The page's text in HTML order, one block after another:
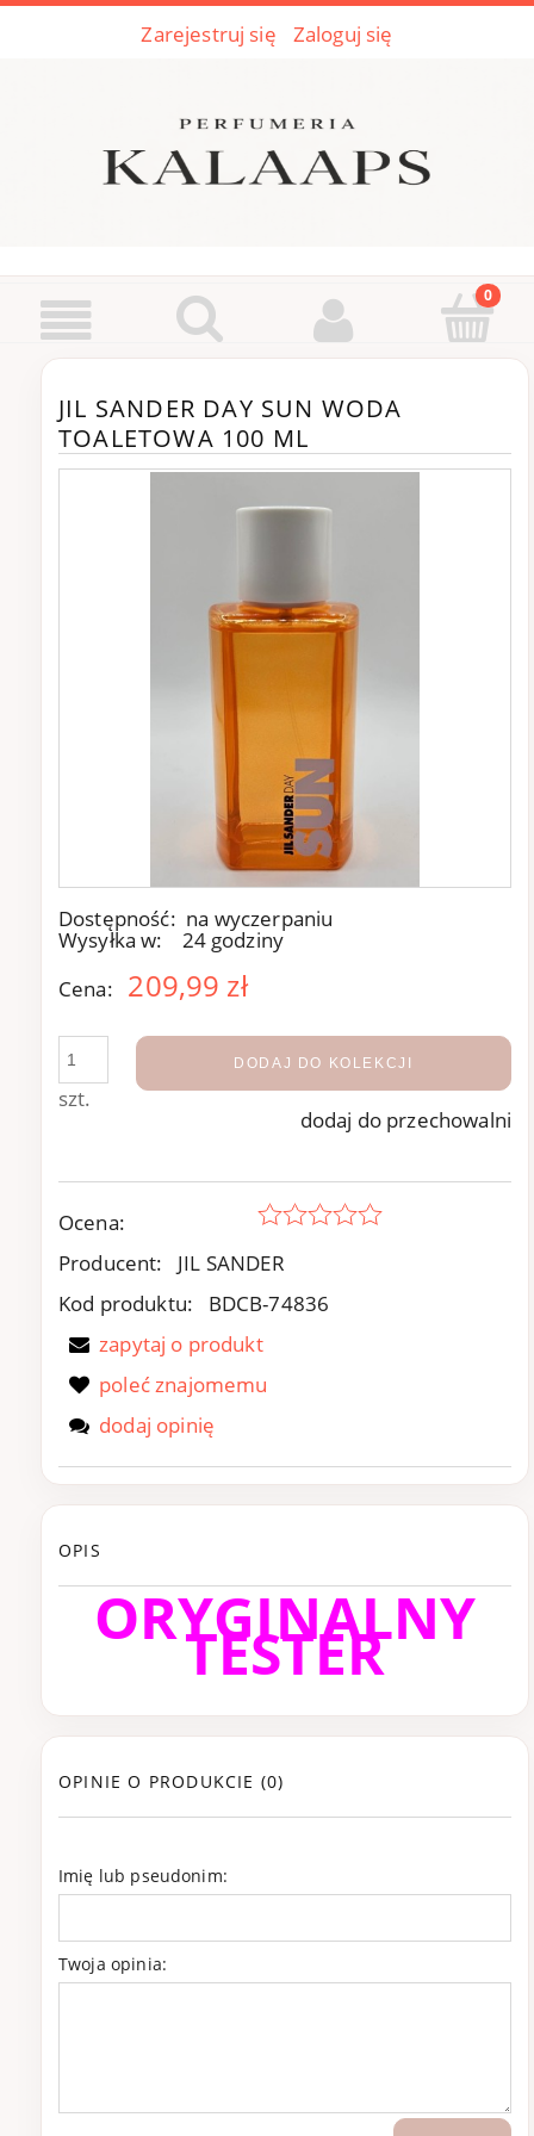
Zarejestruj się Zaloguj się
JIL SANDER DAY SUN WODA
TOALETOWA 100 ML
Dostępność: na wyczerpaniu
Wysyłka w:
24 godziny
Cena:
209,99 zł
szt.
DODAJ DO KOLEKCJI
dodaj do przechowalni
Ocena:
Producent:
JIL SANDER
Kod produktu:
BDCB-74836
zapytaj o produkt
poleć znajomemu
dodaj opinię
OPIS
ORYGINALNY
TESTER
OPINIE O PRODUKCIE (0)
Imię lub pseudonim:
Twoja opinia: